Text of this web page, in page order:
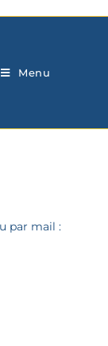
Menu
par mail :